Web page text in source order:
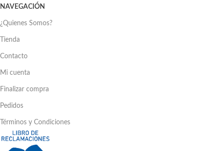
NAVEGACIÓN
¿Quienes Somos?
Tienda
Contacto
Mi cuenta
Finalizar compra
Pedidos
Términos y Condiciones